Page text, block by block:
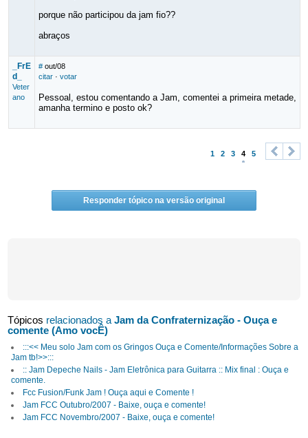
porque não participou da jam fio??
abraços
_FrE
d_
Veter
ano
# out/08
citar· votar
Pessoal, estou comentando a Jam, comentei a primeira metade,
amanha termino e posto ok?
1 2 3 4 5
>
Responder tópico na versão original
Tópicos relacionados aJam da Confraternização - Ouça e
comente (Amo vocÊ)
:::<< Meu solo Jam com os Gringos Ouça e Comente/Informações Sobre a
Jam tb!>>:::
:: Jam Depeche Nails - Jam Eletrônica para Guitarra :: Mix final : Ouça e
comente.
Fcc Fusion/Funk Jam ! Ouça aqui e Comente !
Jam FCC Outubro/2007 - Baixe, ouça e comente!
Jam FCC Novembro/2007 - Baixe, ouça e comente!